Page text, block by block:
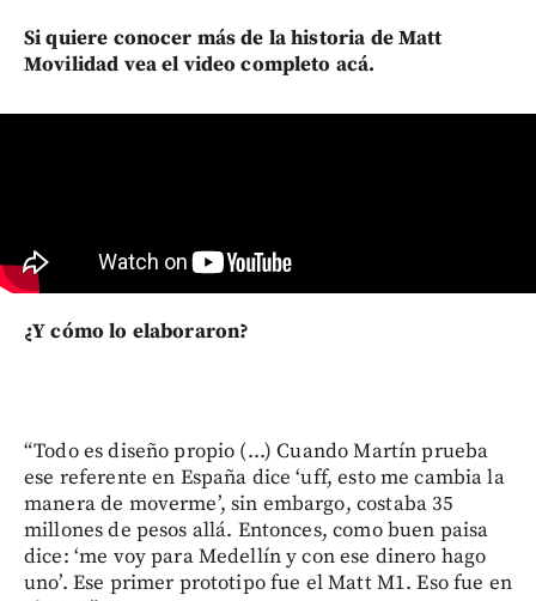
Si quiere conocer más de la historia de Matt
Movilidad vea el video completo acá.
¿Y cómo lo elaboraron?
“Todo es diseño propio (...) Cuando Martín prueba
ese referente en España dice ‘uff, esto me cambia la
manera de moverme’, sin embargo, costaba 35
millones de pesos allá. Entonces, como buen paisa
dice: ‘me voy para Medellín y con ese dinero hago
uno’. Ese primer prototipo fue el Matt M1. Eso fue en